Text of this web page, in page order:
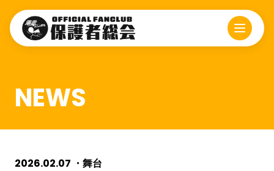
NEWS
2026.02.07 ・舞台